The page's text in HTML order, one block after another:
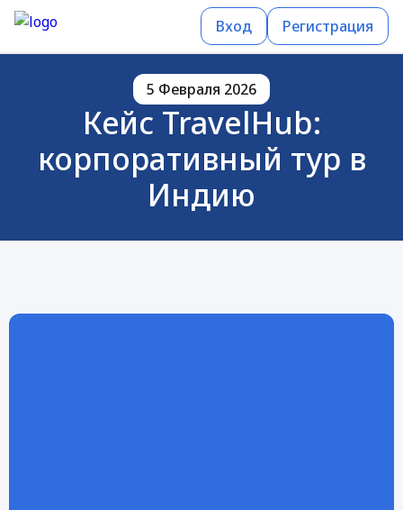
Вход Регистрация
5 Февраля 2026
Кейс TravelHub:
корпоративный тур в
Индию